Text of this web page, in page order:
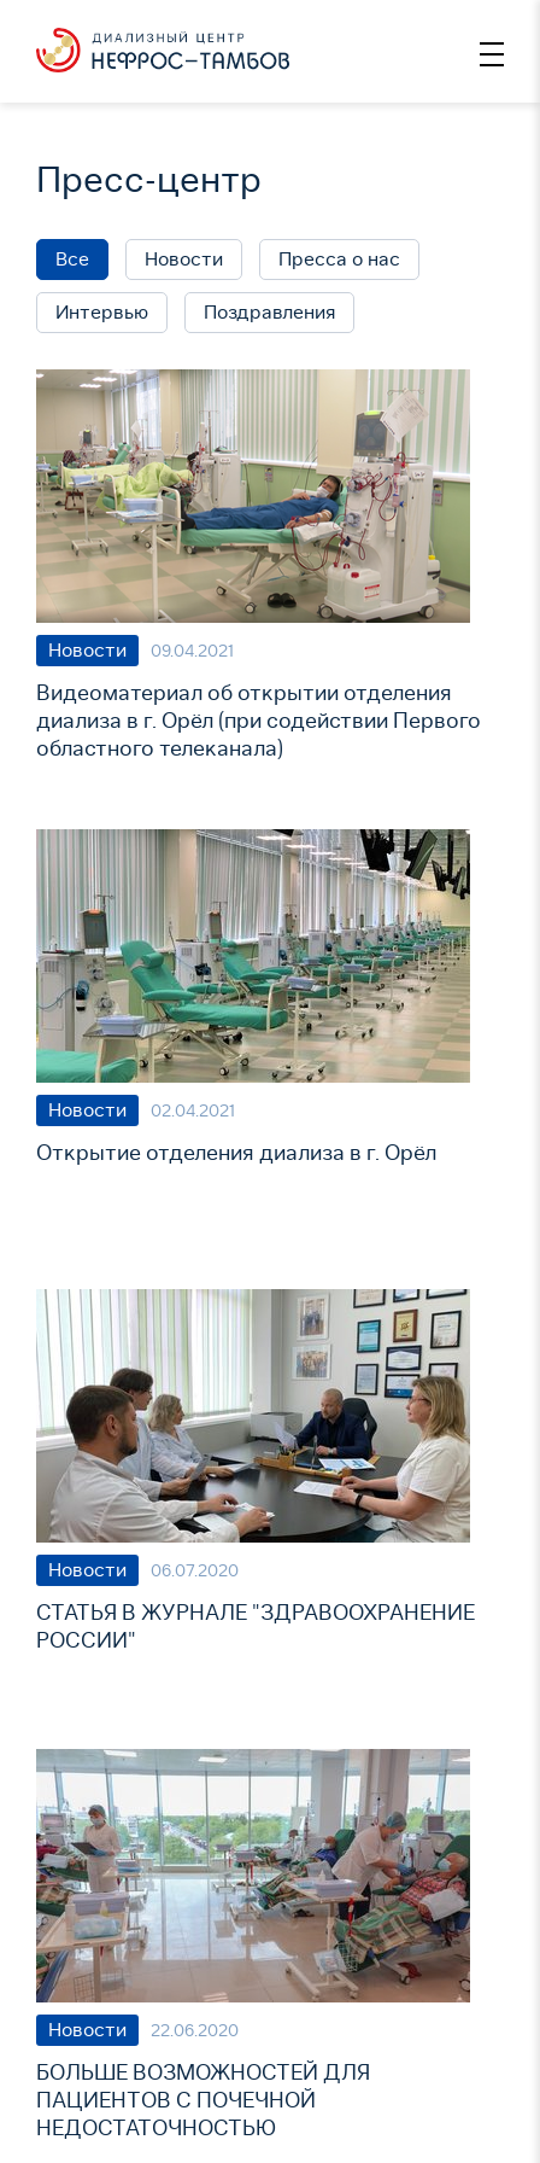
Пресс-центр
Все Новости Пресса о нас
Интервью Поздравления
Новости 09.04.2021
Видеоматериал об открытии отделения
диализа в г. Орёл (при содействии Первого
областного телеканала)
Новости 02.04.2021
Открытие отделения диализа в г. Орёл
Новости 06.07.2020
СТАТЬЯ В ЖУРНАЛЕ "ЗДРАВООХРАНЕНИЕ
РОССИИ"
Новости 22.06.2020
БОЛЬШЕ ВОЗМОЖНОСТЕЙ ДЛЯ
ПАЦИЕНТОВ С ПОЧЕЧНОЙ
НЕДОСТАТОЧНОСТЬЮ